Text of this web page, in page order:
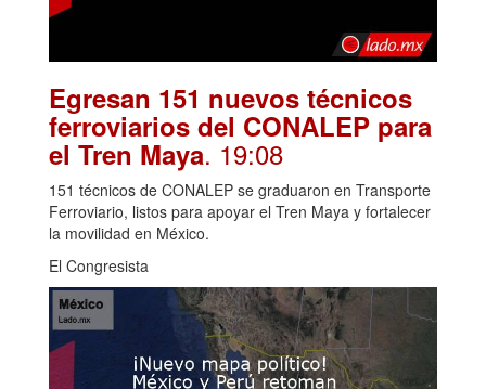
Egresan 151 nuevos técnicos
ferroviarios del CONALEP para
el Tren Maya. 19:08
151 técnicos de CONALEP se graduaron en Transporte
Ferroviario, listos para apoyar el Tren Maya y fortalecer
la movilidad en México.
El Congresista